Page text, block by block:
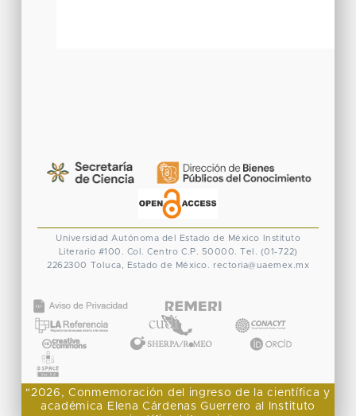
Universidad Autónoma del Estado de México
Instituto
Literario #100. Col. Centro C.P. 50000. Tel. (01-722)
2262300 Toluca, Estado de México. rectoria@uaemex.mx
"2026, Conmemoración del ingreso de la científica y
académica Elena Cárdenas Guerrero al Instituto